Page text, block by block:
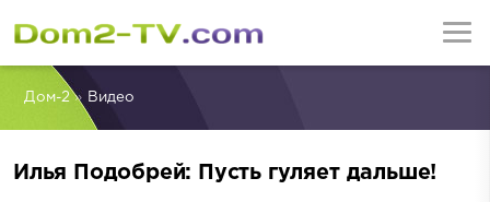
Дом-2» Видео
Илья Подобрей: Пусть гуляет дальше!